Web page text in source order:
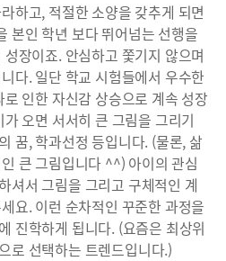
하고, 적절한 소양을 갖추게 되면
본인 학년 보다 뛰어넘는 선행을
장이죠. 안심하고 쫓기지 않으며
다. 일단 학교 시험들에서 우수한
인한 자신감 상승으로 계속 성장
오면 서서히 큰 그림을 그리기
꿈, 학과선정 등입니다. (물론, 삶
큰 그림입니다 ^^) 아이의 관심
셔서 그림을 그리고 구체적인 계
요. 이런 순차적인 꾸준한 과정을
진학하게 됩니다. (요즘은 최상위
로 선택하는 트렌드입니다.)